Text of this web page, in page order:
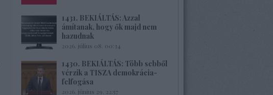
1431. BEKIÁLTÁS: Azzal
ámítanak, hogy ők majd nem
hazudnak
2026. július 08. 00:34
1430. BEKIÁLTÁS: Több sebből
vérzik a TISZA demokrácia-
felfogása
2026. június 29. 22:57